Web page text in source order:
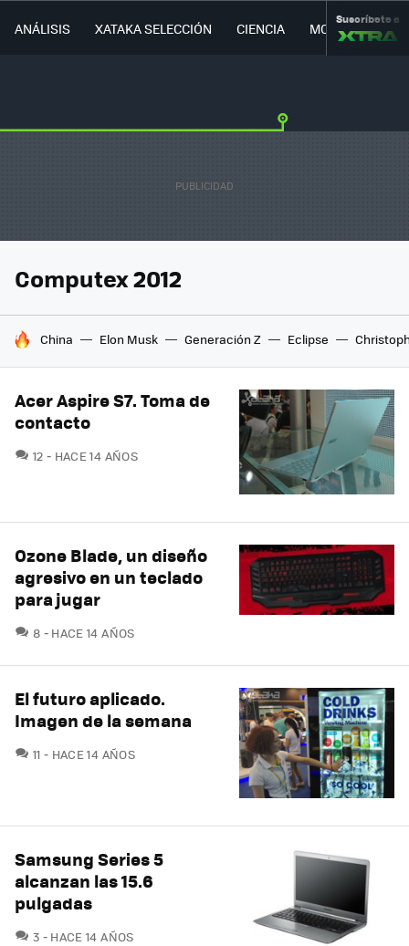
ANÁLISIS XATAKA SELECCIÓN CIENCIA MOVILIDAD
Suscríbete a
Computex 2012
HOY SE HABLA DE
China Elon Musk Generación Z Eclipse
Acer Aspire S7. Toma de
contacto
12 COMENTARIOS
HACE 14 AÑOS
Ozone Blade, un diseño
agresivo en un teclado
para jugar
8 COMENTARIOS
HACE 14 AÑOS
El futuro aplicado.
Imagen de la semana
11 COMENTARIOS
HACE 14 AÑOS
Samsung Series 5
alcanzan las 15.6
pulgadas
3 COMENTARIOS
HACE 14 AÑOS